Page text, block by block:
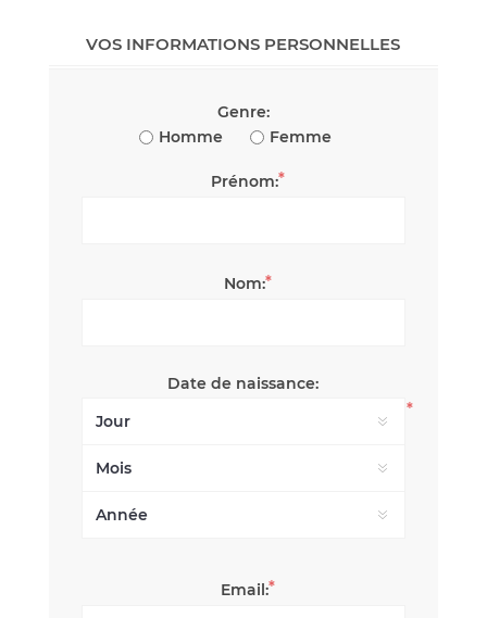
VOS INFORMATIONS PERSONNELLES
Genre:
Homme
Femme
Prénom:*
Nom:*
Date de naissance:
*
Email:*